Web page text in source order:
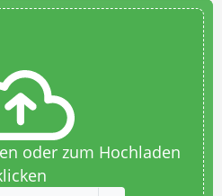
oder zum Hochladen